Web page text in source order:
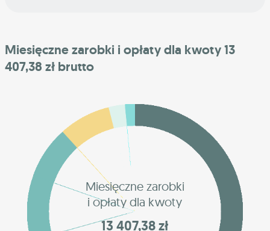
Miesięczne zarobki i opłaty dla kwoty 13
407,38 zł brutto
Miesięczne zarobki
i opłaty dla kwoty
13 407,38 zł